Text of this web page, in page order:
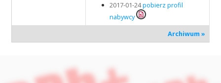
2017-01-24pobierz profil
nabywcy
Archiwum »